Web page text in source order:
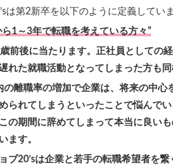
は第2新卒を以下のように定義していま
1～3年で転職を考えている方々”
前後に当たります。正社員としての
れた就職活動となってしまった方も
の離職率の増加で企業は、将来の中
られてしまうといったことで悩んで
の期間に辞めてしまって本当に良い
ます。
ブ20’sは企業と若手の転職希望者を